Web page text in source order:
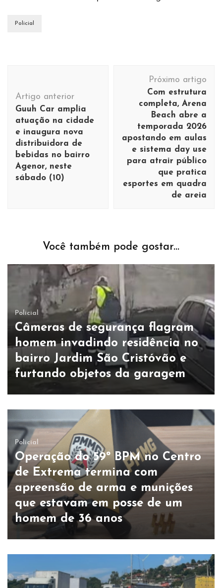
Policial
post
Artigo anterior
Guuh Car amplia
atuação na cidade
e inaugura nova
distribuidora de
bebidas no bairro
Agenor, neste
sábado (10)
Próximo artigo
Com estrutura
completa, Arena
Beach abre a
temporada 2026
apostando em aulas
e sistema day use
para atrair público
que pratica
esportes em quadra
de areia
Você também pode gostar...
Policial
Câmeras de segurança flagram
homem invadindo residência no
bairro Jardim São Cristóvão e
furtando objetos da garagem
Policial
Operação do 59º BPM no Centro
de Extrema termina com
apreensão de arma e munições
que estavam em posse de um
homem de 36 anos